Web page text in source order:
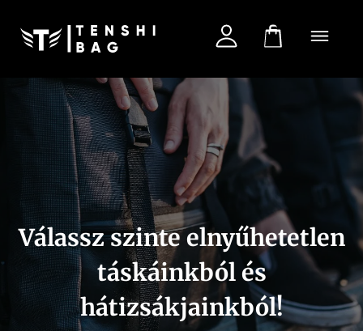
Termékeink
Táskatervező
SALE
Partnereknek
Válassz szinte elnyűhetetlen
táskáinkból és
hátizsákjainkból!